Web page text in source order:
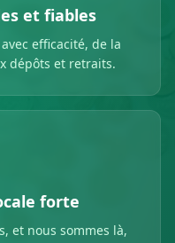
et fiables
efficacité, de la
dépôts et retraits.
forte
et nous sommes là,